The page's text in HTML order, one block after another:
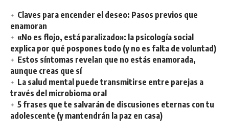
Claves para encender el deseo: Pasos previos que
enamoran
«No es flojo, está paralizado»: la psicología social
explica por qué pospones todo (y no es falta de voluntad)
Estos síntomas revelan que no estás enamorada,
aunque creas que sí
La salud mental puede transmitirse entre parejas a
través del microbioma oral
5 frases que te salvarán de discusiones eternas con tu
adolescente (y mantendrán la paz en casa)